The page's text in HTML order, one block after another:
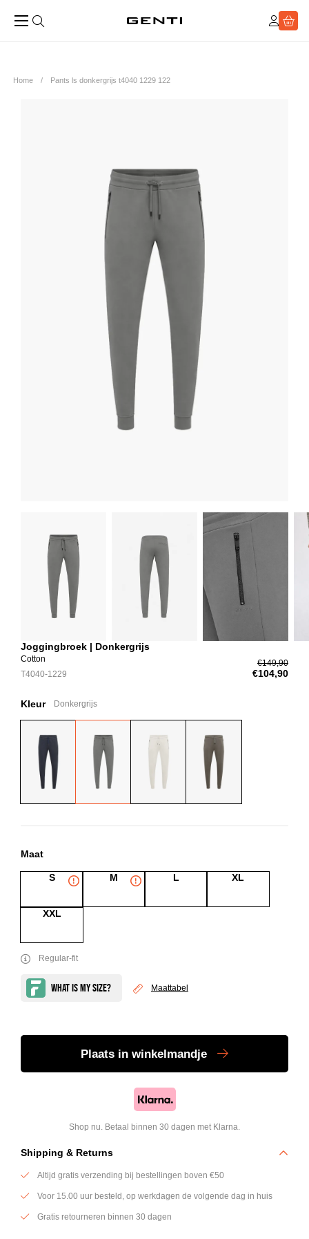
Home Pants ls donkergrijs t4040 1229 122
Joggingbroek | Donkergrijs
Cotton
T4040-1229
€149,90
€104,90
Kleur Donkergrijs
Maat
S M L XL
XXL
Maattabel
Regular-fit
Plaats in winkelmandje
Shop nu. Betaal binnen 30 dagen met Klarna.
Shipping & Returns
Altijd gratis verzending bij bestellingen boven €50
Voor 15.00 uur besteld, op werkdagen de volgende dag in huis
Gratis retourneren binnen 30 dagen